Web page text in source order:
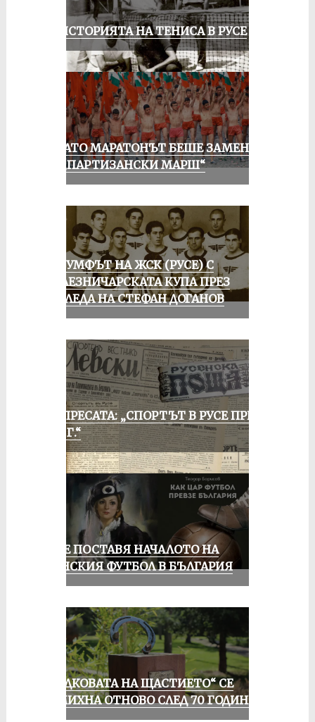
ЗА ИСТОРИЯТА НА ТЕНИСА В РУСЕ
КОГАТО МАРАТОНЪТ БЕШЕ ЗАМЕНЕН
ОТ „ПАРТИЗАНСКИ МАРШ“
ТРИУМФЪТ НА ЖСК (РУСЕ) С
ЖЕЛЕЗНИЧАРСКАТА КУПА ПРЕЗ
ПОГЛЕДА НА СТЕФАН ДОГАНОВ
ОТ ПРЕСАТА: „СПОРТЪТ В РУСЕ ПРЕЗ
1935 Г.“
РУСЕ ПОСТАВЯ НАЧАЛОТО НА
ЖЕНСКИЯ ФУТБОЛ В БЪЛГАРИЯ
„ПОДКОВАТА НА ЩАСТИЕТО“ СЕ
УСМИХНА ОТНОВО СЛЕД 70 ГОДИНИ